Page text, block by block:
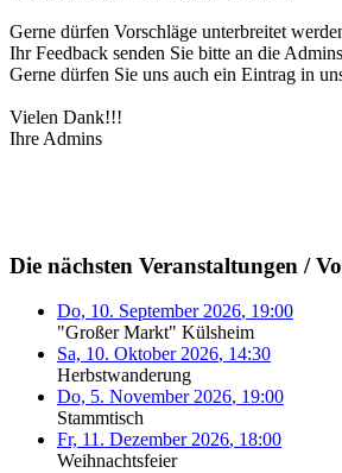
Gerne dürfen Vorschläge unterbreitet
Ihr Feedback senden Sie bitte an die
Gerne dürfen Sie uns auch ein Eintrag in
Vielen Dank!!!
Ihre Admins
Die nächsten Veranstaltungen /
Do, 10. September 2026, 19:00
"Großer Markt" Külsheim
Sa, 10. Oktober 2026, 14:30
Herbstwanderung
Do, 5. November 2026, 19:00
Stammtisch
Fr, 11. Dezember 2026, 18:00
Weihnachtsfeier